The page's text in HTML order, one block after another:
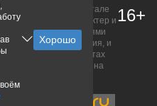
размещенная на портале
характер и
положениями
и полного описания, и
уточняйте на сайтах
право на
16+